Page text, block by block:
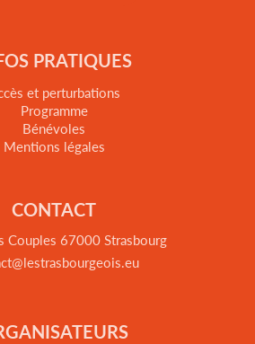
PRATIQUES
et perturbations
Programme
Bénévoles
Mentions légales
CONTACT
Couples 67000 Strasbourg